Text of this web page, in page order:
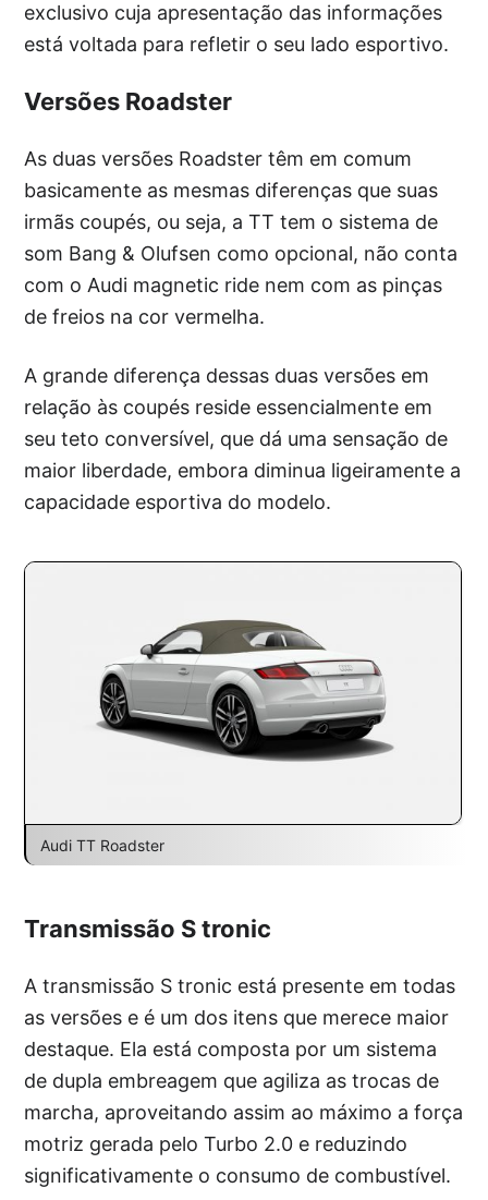
exclusivo cuja apresentação das informações
está voltada para refletir o seu lado esportivo.
Versões Roadster
As duas versões Roadster têm em comum
basicamente as mesmas diferenças que suas
irmãs coupés, ou seja, a TT tem o sistema de
som Bang & Olufsen como opcional, não conta
com o Audi magnetic ride nem com as pinças
de freios na cor vermelha.
A grande diferença dessas duas versões em
relação às coupés reside essencialmente em
seu teto conversível, que dá uma sensação de
maior liberdade, embora diminua ligeiramente a
capacidade esportiva do modelo.
Audi TT Roadster
Transmissão S tronic
A transmissão S tronic está presente em todas
as versões e é um dos itens que merece maior
destaque. Ela está composta por um sistema
de dupla embreagem que agiliza as trocas de
marcha, aproveitando assim ao máximo a força
motriz gerada pelo Turbo 2.0 e reduzindo
significativamente o consumo de combustível.